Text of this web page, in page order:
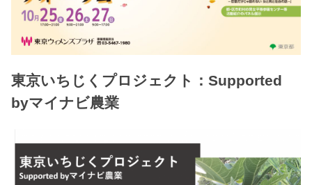
東京いちじくプロジェクト：Supported
byマイナビ農業